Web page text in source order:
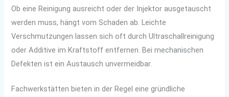
Ob eine Reinigung ausreicht oder der Injektor ausgetauscht
werden muss, hängt vom Schaden ab. Leichte
Verschmutzungen lassen sich oft durch Ultraschallreinigung
oder Additive im Kraftstoff entfernen. Bei mechanischen
Defekten ist ein Austausch unvermeidbar.
Fachwerkstätten bieten in der Regel eine gründliche